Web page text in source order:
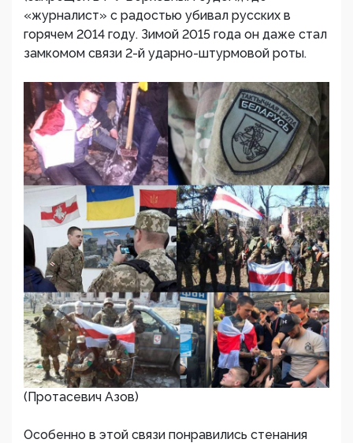
«журналист» с радостью убивал русских в
горячем 2014 году. Зимой 2015 года он даже стал
замкомом связи 2-й ударно-штурмовой роты.
(Протасевич Азов)
Особенно в этой связи понравились стенания